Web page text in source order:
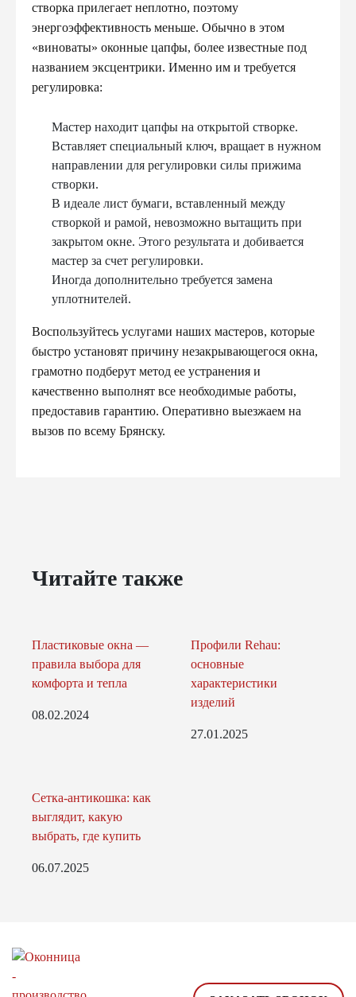
створка прилегает неплотно, поэтому
энергоэффективность меньше. Обычно в этом
«виноваты» оконные цапфы, более известные под
названием эксцентрики. Именно им и требуется
регулировка:
Мастер находит цапфы на открытой створке.
Вставляет специальный ключ, вращает в нужном
направлении для регулировки силы прижима
створки.
В идеале лист бумаги, вставленный между
створкой и рамой, невозможно вытащить при
закрытом окне. Этого результата и добивается
мастер за счет регулировки.
Иногда дополнительно требуется замена
уплотнителей.
Воспользуйтесь услугами наших мастеров, которые
быстро установят причину незакрывающегося окна,
грамотно подберут метод ее устранения и
качественно выполнят все необходимые работы,
предоставив гарантию. Оперативно выезжаем на
вызов по всему Брянску.
Читайте также
Пластиковые окна —
правила выбора для
комфорта и тепла
08.02.2024
Профили Rehau:
основные
характеристики
изделий
27.01.2025
Сетка-антикошка: как
выглядит, какую
выбрать, где купить
06.07.2025